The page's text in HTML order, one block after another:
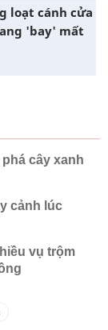
loạt cánh cửa
'bay' mất
cây xanh
cảnh lúc
vụ trộm